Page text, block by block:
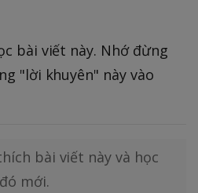
bài viết này. Nhớ đừng
"lời khuyên" này vào
bài viết này và học
mới.